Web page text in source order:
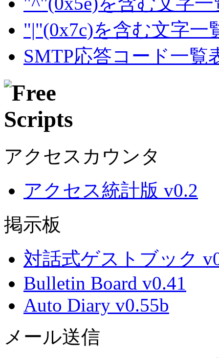
"|"(0x7c)を含む文字一
SMTP応答コード一覧
アクセスカウンタ
アクセス統計版 v0.2
掲示板
対話式ゲストブック
Bulletin Board v0.41
Auto Diary v0.55b
メール送信